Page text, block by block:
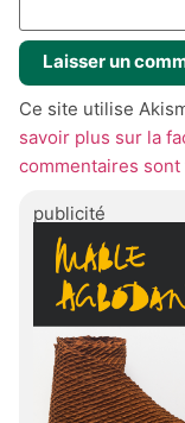
Ce site utilise
savoir plus sur la
commentaires
publicité